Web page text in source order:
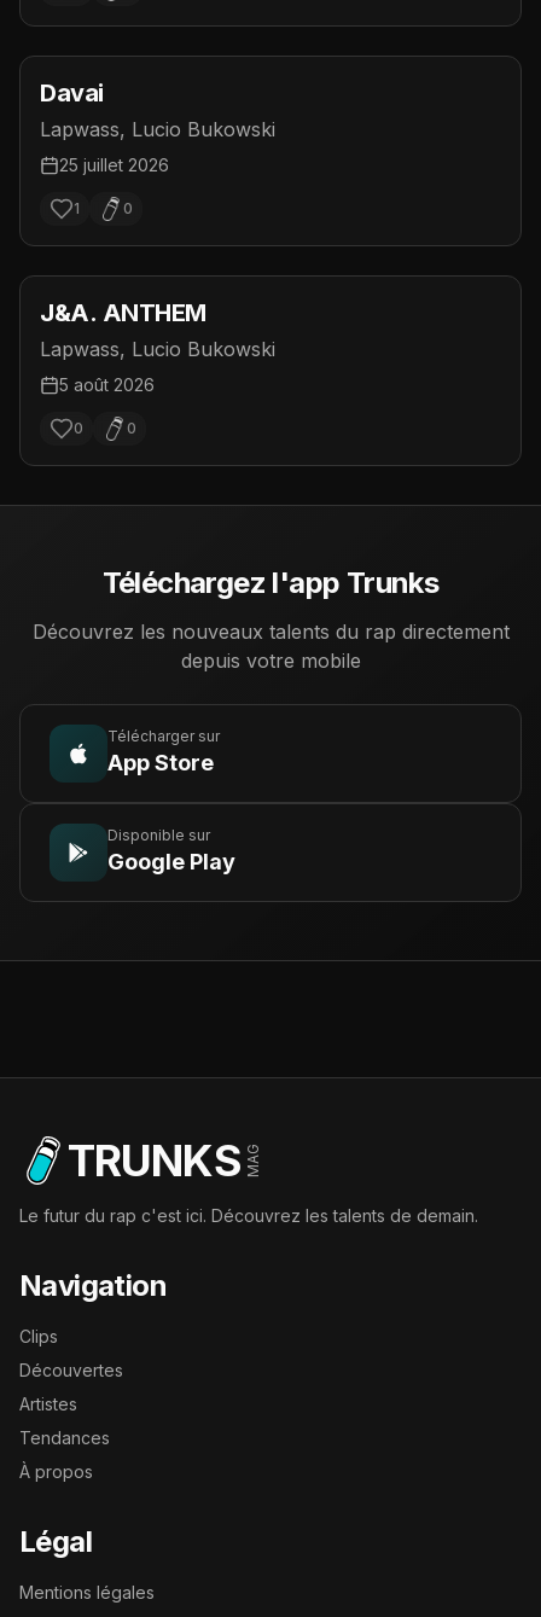
Davai
Lapwass, Lucio Bukowski
25 juillet 2026
1 0
J&A. ANTHEM
Lapwass, Lucio Bukowski
5 août 2026
0 0
Téléchargez l'app Trunks
Découvrez les nouveaux talents du rap directement
depuis votre mobile
Télécharger sur
App Store
Disponible sur
Google Play
TRUNKS MAG
Le futur du rap c'est ici. Découvrez les talents de demain.
Navigation
Clips
Découvertes
Artistes
Tendances
À propos
Légal
Mentions légales